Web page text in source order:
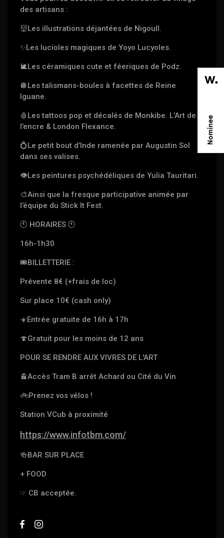
des artisans :
👹 Les illustrations déjantées de Nigoull.
✨Les lucioles magiques de Yoyo Lucyoles.
🐌Les céramiques cute et féeriques de Podz.
🪩 Les talismans-boules à facettes de Reine
Iguane.
🩸 Les tattoos pop et décalés de Monkibe. L’Art de
l’encre & London Flexance.
💍 Le petit bout d’Inde ramenée par Augustin Sol
dans ses valises.
👁Les peintures psychédéliques de Yulia Tauritari.
🎨Ainsi que la fresque participative animée par
l’équipe du Stick It Fest.
🕙 HORAIRES🕙
16h-1h30
🎟BILLETTERIE :
Prévente 8€ (+frais de loc)
Sur place 10€ (cash only)
☀️Entrée gratuite de 16h à 17h
🍄Gratuit pour les moins de 12 ans
POUR SE RENDRE AUX VIVRES DE L'ART
🚊Accès Tram B arrêt Achard ou Cité du Vin
🚲Prenez vos vélos !
Station VCub à proximité
https://www.infotbm.com/
🍻BAR SUR PLACE
+ FOOD
☞ CB acceptée.